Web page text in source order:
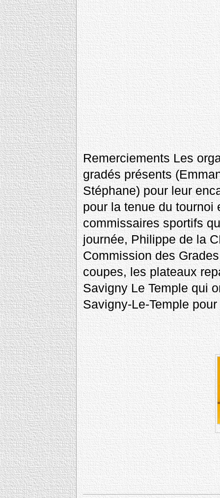
Remerciements Les
gradés présents
Stéphane) pour leur
pour la tenue du tournoi
commissaires sportifs
journée, Philippe de la
Commission des
coupes, les plateaux
Savigny Le Temple qui
Savigny-Le-Temple